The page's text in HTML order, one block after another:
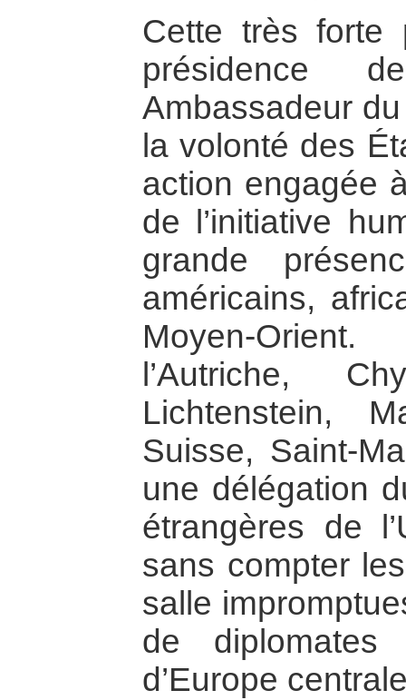
Cette très forte
présidence
Ambassadeur
la volonté des
action engagée
de l’initiative
grande
américains,
Moyen-
l’Autriche,
Lichtenstein,
Suisse, Saint-
une délégation
étrangères de
sans compter
salle
de
d’Europe